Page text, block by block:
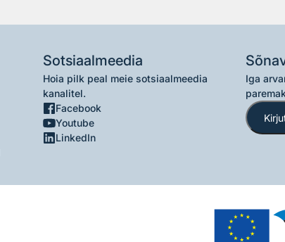
Sotsiaalmeedia
Hoia pilk peal meie sotsiaalmeedia
kanalitel.
Facebook
Youtube
LinkedIn
Iga